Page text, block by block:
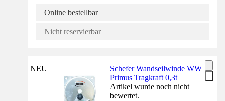
Online bestellbar
Nicht reservierbar
NEU
Schefer Wandseilwinde WW
Primus Tragkraft 0,3t
Artikel wurde noch nicht
bewertet.